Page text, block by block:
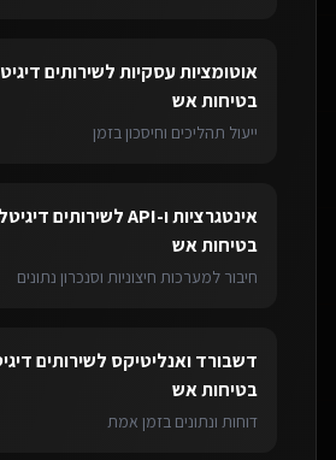
אוטומציות עסקיותלשירותים
בטיחות אש
ייעול תהליכים וחיסכון בזמן
אינטגרציות ו-API לשירותים
בטיחות אש
חיבור למערכות חיצוניות וסנכרון נתונים
דשבורד ואנליטיקס לשירותים
בטיחות אש
דוחות ונתונים בזמן אמת